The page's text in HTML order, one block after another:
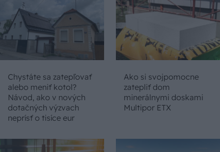
Chystáte sa zatepľovať
alebo meniť kotol?
Návod, ako v nových
dotačných výzvach
neprísť o tisíce eur
Ako si svojpomocne
zatepliť dom
minerálnymi doskami
Multipor ETX